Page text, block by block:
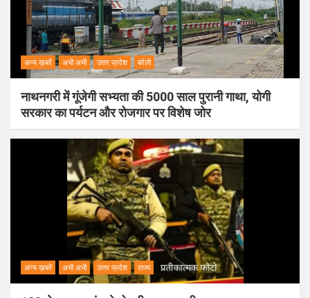
अन्य ख़बरें अभी अभी उत्तर प्रदेश बरेली
नाथनगरी में गूंजेगी सभ्यता की 5000 साल पुरानी गाथा, योगी
सरकार का पर्यटन और रोजगार पर विशेष जोर
अन्य ख़बरें अभी अभी उत्तर प्रदेश राज्य